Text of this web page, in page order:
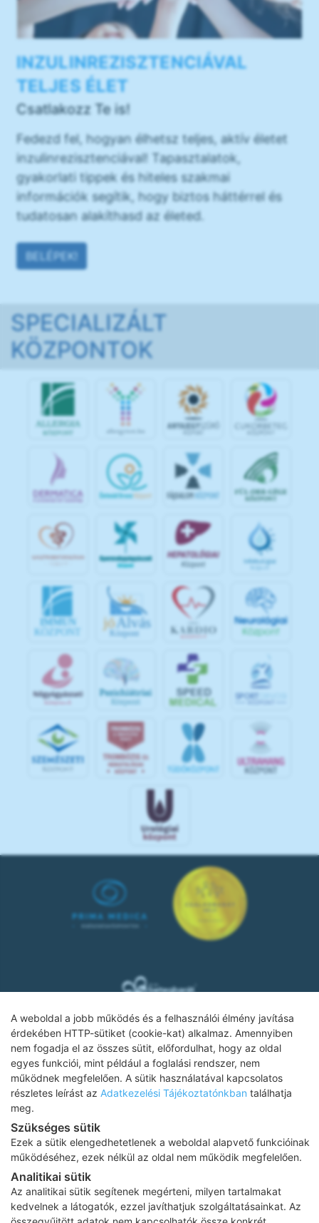
A weboldal a jobb működés és a felhasználói élmény javítása
érdekében HTTP-sütiket (cookie-kat) alkalmaz. Amennyiben
nem fogadja el az összes sütit, előfordulhat, hogy az oldal
egyes funkciói, mint például a foglalási rendszer, nem
működnek megfelelően. A sütik használatával kapcsolatos
részletes leírást az Adatkezelési Tájékoztatónkban találhatja
meg.
Szükséges sütik
Ezek a sütik elengedhetetlenek a weboldal alapvető funkcióinak
működéséhez, ezek nélkül az oldal nem működik megfelelően.
Analitikai sütik
Az analitikai sütik segítenek megérteni, milyen tartalmakat
kedvelnek a látogatók, ezzel javíthatjuk szolgáltatásainkat. Az
INZULINREZISZTENCIÁVAL
TELJES ÉLET
Csatlakozz Te is!
Fedezd fel, hogyan élhetsz teljes, aktív életet
inzulinrezisztenciával! Tapasztalatok,
gyakorlati tippek és hiteles szakmai
információk segítik, hogy biztos háttérrel és
tudatosan alakíthasd az életed.
BELÉPEK!
SPECIALIZÁLT
KÖZPONTOK
IMMUN
KÖZPONT
jó Alvás
Központ
SPOR
Adatkezelési tájékoztató
Impresszum
Karrier
Az oldalon feltüntetett árak az ÁFÁ-t tartalmazzák!
A képek a Shutterstock.com és a Canva.com
licence alapján
kerültek felhasználásra.